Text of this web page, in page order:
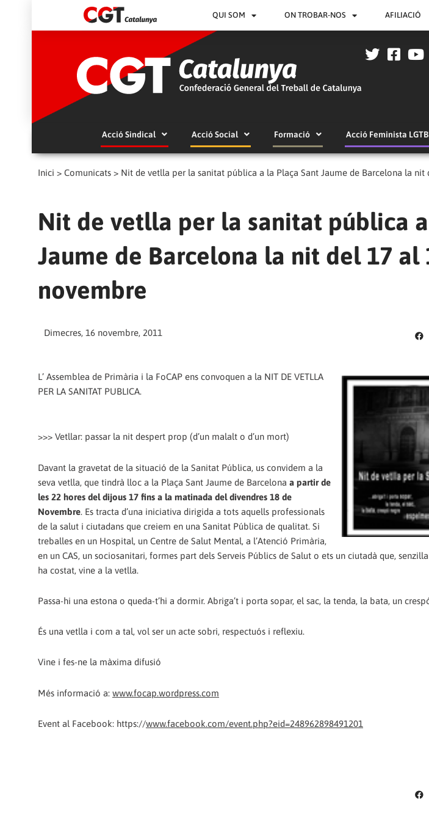
QUI SOM ON TROBAR-NOS AFILIACIÓ
Acció Sindical Acció Social Formació Acció Feminista
Inici > Comunicats > Nit de vetlla per la sanitat pública a la Plaça Sant Jaume de Barcelona la nit
Nit de vetlla per la sanitat pública
Jaume de Barcelona la nit del 17 al
novembre
Dimecres, 16 novembre, 2011
L’ Assemblea de Primària i la FoCAP ens convoquen a la NIT DE VETLLA
PER LA SANITAT PUBLICA.
>>> Vetllar: passar la nit despert prop (d’un malalt o d’un mort)
Davant la gravetat de la situació de la Sanitat Pública, us convidem a la
seva vetlla, que tindrà lloc a la Plaça Sant Jaume de Barcelona a partir de
les 22 hores del dijous 17 fins a la matinada del divendres 18 de
Novembre. Es tracta d’una iniciativa dirigida a tots aquells professionals
de la salut i ciutadans que creiem en una Sanitat Pública de qualitat. Si
treballes en un Hospital, un Centre de Salut Mental, a l’Atenció Primària,
en un CAS, un sociosanitari, formes part dels Serveis Públics de Salut o ets un ciutadà que,
ha costat, vine a la vetlla.
Passa-hi una estona o queda-t’hi a dormir. Abriga’t i porta sopar, el sac, la tenda, la bata, un
És una vetlla i com a tal, vol ser un acte sobri, respectuós i reflexiu.
Vine i fes-ne la màxima difusió
Més informació a: www.focap.wordpress.com
Event al Facebook: https://www.facebook.com/event.php?eid=248962898491201